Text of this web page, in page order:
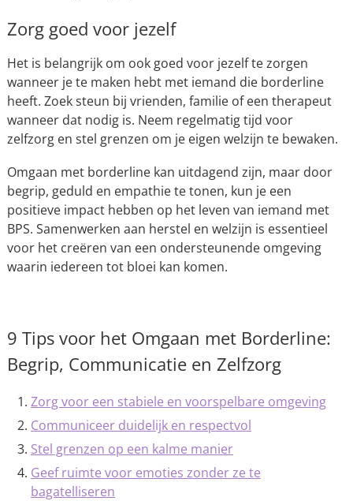
Zorg goed voor jezelf
Het is belangrijk om ook goed voor jezelf te zorgen
wanneer je te maken hebt met iemand die borderline
heeft. Zoek steun bij vrienden, familie of een therapeut
wanneer dat nodig is. Neem regelmatig tijd voor
zelfzorg en stel grenzen om je eigen welzijn te bewaken.
Omgaan met borderline kan uitdagend zijn, maar door
begrip, geduld en empathie te tonen, kun je een
positieve impact hebben op het leven van iemand met
BPS. Samenwerken aan herstel en welzijn is essentieel
voor het creëren van een ondersteunende omgeving
waarin iedereen tot bloei kan komen.
9 Tips voor het Omgaan met Borderline:
Begrip, Communicatie en Zelfzorg
Zorg voor een stabiele en voorspelbare omgeving
Communiceer duidelijk en respectvol
Stel grenzen op een kalme manier
Geef ruimte voor emoties zonder ze te
bagatelliseren